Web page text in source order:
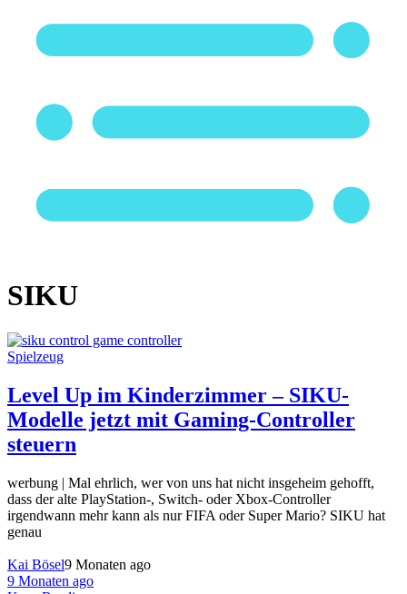
SIKU
Spielzeug
Level Up im Kinderzimmer – SIKU-
Modelle jetzt mit Gaming-Controller
steuern
werbung | Mal ehrlich, wer von uns hat nicht insgeheim gehofft,
dass der alte PlayStation-, Switch- oder Xbox-Controller
irgendwann mehr kann als nur FIFA oder Super Mario? SIKU hat
genau
Kai Bösel9 Monaten ago
9 Monaten ago